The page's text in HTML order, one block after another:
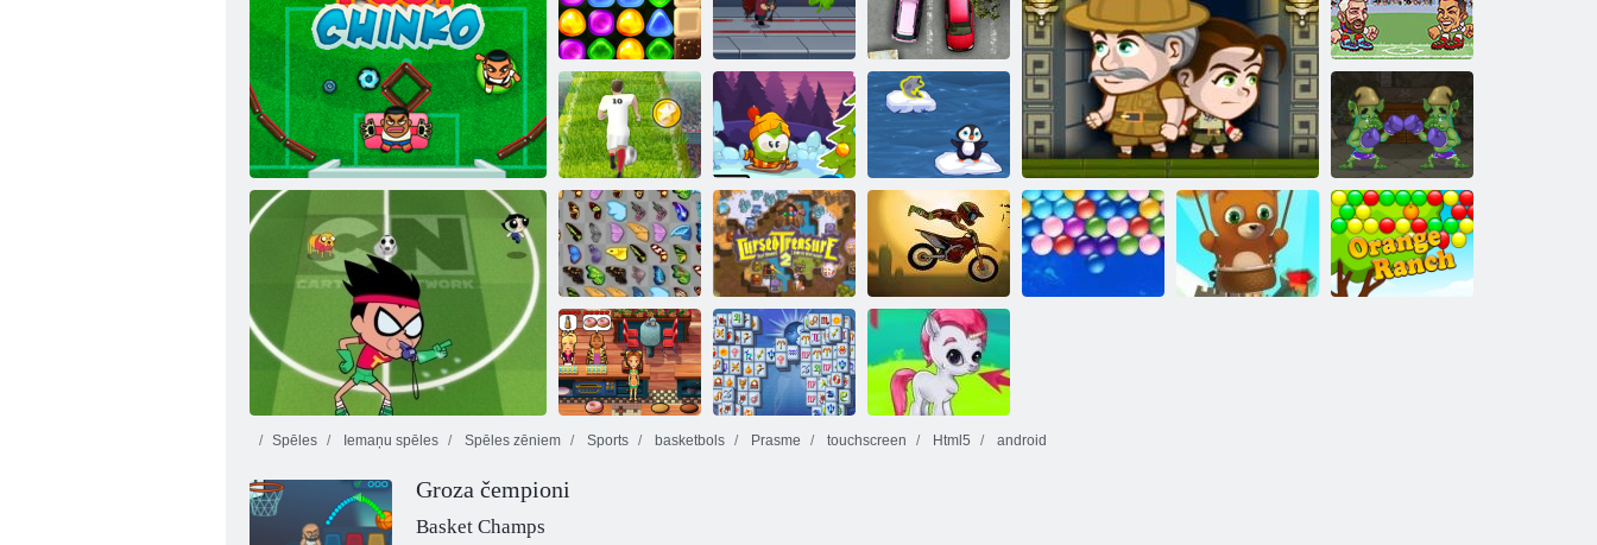
Kāju Cinco
Atpakaļ uz
Candyland 4:
Lollipop Garden
Jetpack meistars
Autostāvvieta
dusmas
Heads Arena
Euro futbols
Eiro futbola
sprints
Ziemas
piedzīvojumi
Penguin izlaist Troll Bokss
Tauriņš kyodai
Nolādēts
dārgums 2
Moto x3m
Spēles Iemaņu spēles Spēles zēniem Sports basketbols Prasme touchscreen Html5 android
Groza čempioni
Basket Champs